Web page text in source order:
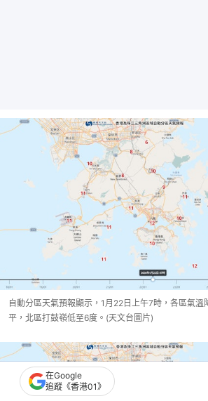
自動分區天氣預報顯示，1月22日上午7時，各區氣溫
平，北區打鼓嶺低至6度。(天文台圖片)
在Google
追蹤《香港01》